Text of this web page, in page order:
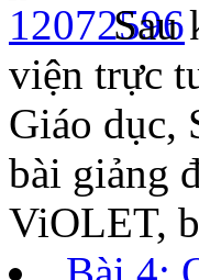
Sau
viện trực
Giáo dục,
bài giảng
ViOLET,